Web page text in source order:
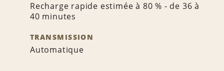
Recharge rapide estimée à 80 % - de 36 à
40 minutes
TRANSMISSION
Automatique